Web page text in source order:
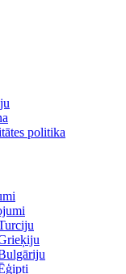
politika